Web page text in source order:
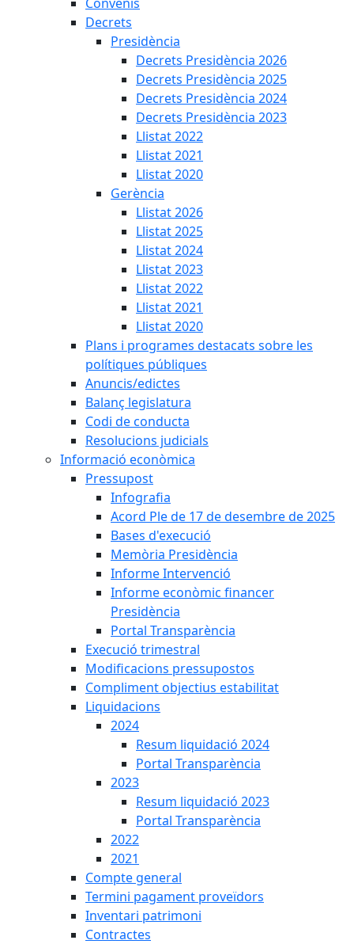
Decrets
Presidència
Decrets Presidència 2026
Decrets Presidència 2025
Decrets Presidència 2024
Decrets Presidència 2023
Llistat 2022
Llistat 2021
Llistat 2020
Gerència
Llistat 2026
Llistat 2025
Llistat 2024
Llistat 2023
Llistat 2022
Llistat 2021
Llistat 2020
Plans i programes destacats sobre les
polítiques públiques
Anuncis/edictes
Balanç legislatura
Codi de conducta
Resolucions judicials
Informació econòmica
Pressupost
Infografia
Acord Ple de 17 de desembre de 2025
Bases d'execució
Memòria Presidència
Informe Intervenció
Informe econòmic financer
Presidència
Portal Transparència
Execució trimestral
Modificacions pressupostos
Compliment objectius estabilitat
Liquidacions
2024
Resum liquidació 2024
Portal Transparència
2023
Resum liquidació 2023
Portal Transparència
2022
2021
Compte general
Termini pagament proveïdors
Inventari patrimoni
Contractes